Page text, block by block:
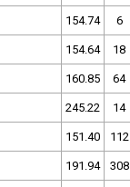
154.74 6
154.64 18
160.85 64
245.22 14
151.40 112
191.94 308